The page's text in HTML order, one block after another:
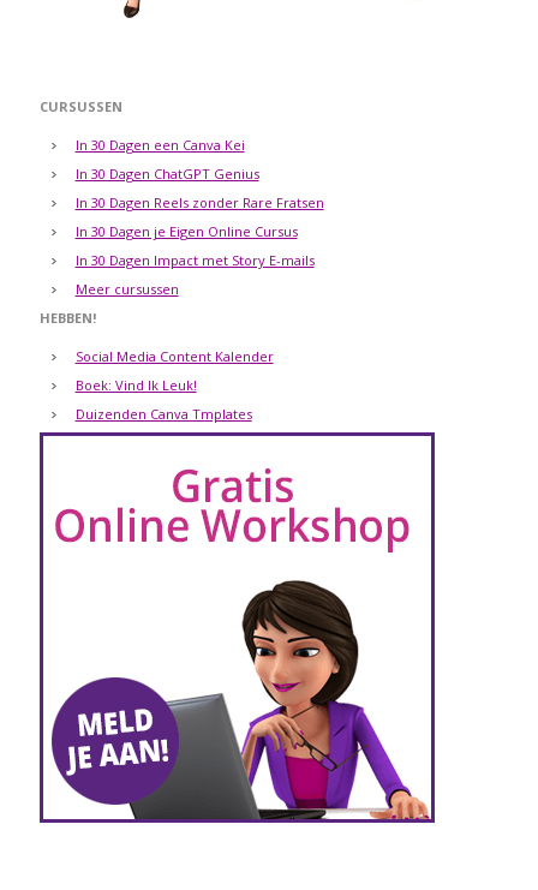
CURSUSSEN
In 30 Dagen een Canva Kei
In 30 Dagen ChatGPT Genius
In 30 Dagen Reels zonder Rare Fratsen
In 30 Dagen je Eigen Online Cursus
In 30 Dagen Impact met Story E-mails
Meer cursussen
HEBBEN!
Social Media Content Kalender
Boek: Vind Ik Leuk!
Duizenden Canva Tmplates